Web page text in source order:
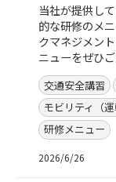
当社が提供し
的な研修のメ
クマネジメン
ニューをぜひ
交通安全講習
モビリティ（
研修メニュー
2026/6/26